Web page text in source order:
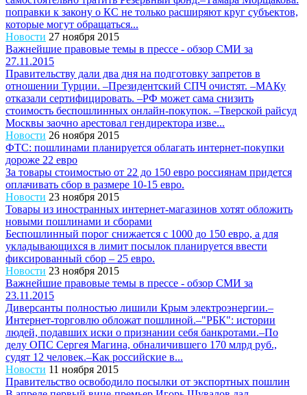
поправки к закону о КС не только расширяют круг субъектов,
которые могут обращаться...
Новости 27 ноября 2015
Важнейшие правовые темы в прессе - обзор СМИ за
27.11.2015
Правительству дали два дня на подготовку запретов в
отношении Турции. –Президентский СПЧ очистят. –МАКу
отказали сертифицировать. –РФ может сама снизить
стоимость беспошлинных онлайн-покупок. –Тверской райсуд
Москвы заочно арестовал гендиректора изве...
Новости 26 ноября 2015
ФТС: пошлинами планируется облагать интернет-покупки
дороже 22 евро
За товары стоимостью от 22 до 150 евро россиянам придется
оплачивать сбор в размере 10-15 евро.
Новости 23 ноября 2015
Товары из иностранных интернет-магазинов хотят обложить
новыми пошлинами и сборами
Беспошлинный порог снижается с 1000 до 150 евро, а для
укладывающихся в лимит посылок планируется ввести
фиксированный сбор – 25 евро.
Новости 23 ноября 2015
Важнейшие правовые темы в прессе - обзор СМИ за
23.11.2015
Диверсанты полностью лишили Крым электроэнергии.–
Интернет-торговлю обложат пошлиной.–"РБК": истории
людей, подавших иски о признании себя банкротами.–По
делу ОПС Сергея Магина, обналичившего 170 млрд руб.,
судят 12 человек.–Как российские в...
Новости 11 ноября 2015
Правительство освободило посылки от экспортных пошлин